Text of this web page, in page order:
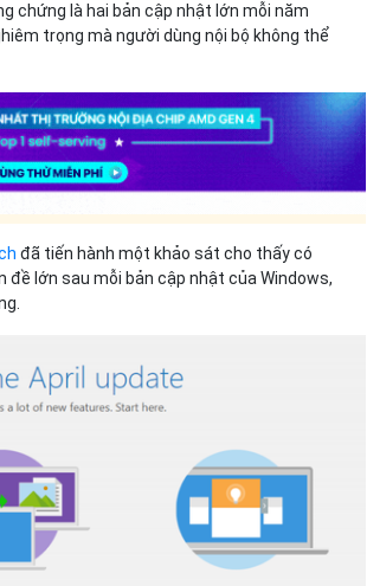
chứng là hai bản cập nhật lớn mỗi năm
trọng mà người dùng nội bộ không thể
đã tiến hành một khảo sát cho thấy có
đề lớn sau mỗi bản cập nhật của Windows,